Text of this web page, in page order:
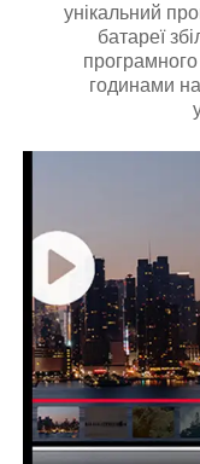
унікальний
батареї
годинами